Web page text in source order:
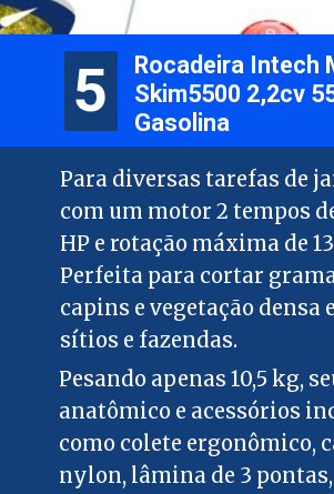
Rocadeira Intech
Skim5500 2,2cv
Gasolina
Para diversas tarefas de
com um motor 2 tempos de
HP e rotação máxima de
Perfeita para cortar
capins e vegetação densa
sítios e fazendas.
5
5
Pesando apenas 10,5 kg,
anatômico e acessórios
como colete ergonômico,
nylon, lâmina de 3 pontas,